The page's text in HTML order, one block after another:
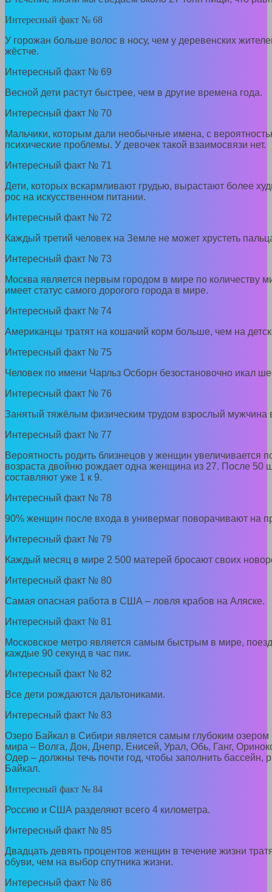
Интересный факт № 68
У горожан больше волос в носу, чем у деревенских
жёстче.
Интересный факт № 69
Весной дети растут быстрее, чем в другие времена года.
Интересный факт № 70
Мальчики, которым дали необычные имена, с
психические проблемы. У девочек такой взаимосвязи нет.
Интересный факт № 71
Дети, которых вскармливают грудью, вырастают более
рос на искусственном питании.
Интересный факт № 72
Каждый третий человек на Земле не может хрустеть
Интересный факт № 73
Москва является первым городом в мире по количеству
имеет статус самого дорогого города в мире.
Интересный факт № 74
Американцы тратят на кошачий корм больше, чем на
Интересный факт № 75
Человек по имени Чарльз Осборн безостановочно икал
Интересный факт № 76
Занятый тяжёлым физическим трудом взрослый мужчина
Интересный факт № 77
Вероятность родить близнецов у женщин увеличивается
возраста двойню рождает одна женщина из 27. После 50
составляют уже 1 к 9.
Интересный факт № 78
90% женщин после входа в универмаг поворачивают на
Интересный факт № 79
Каждый месяц в мире 2 500 матерей бросают своих
Интересный факт № 80
Самая опасная работа в США – ловля крабов на Аляске.
Интересный факт № 81
Московское метро является самым быстрым в мире,
каждые 90 секунд в час пик.
Интересный факт № 82
Все дети рождаются дальтониками.
Интересный факт № 83
Озеро Байкал в Сибири является самым глубоким
мира – Волга, Дон, Днепр, Енисей, Урал, Обь, Ганг,
Одер – должны течь почти год, чтобы заполнить бассейн,
Байкал.
Интересный факт № 84
Россию и США разделяют всего 4 километра.
Интересный факт № 85
Двадцать девять процентов женщин в течение жизни
обуви, чем на выбор спутника жизни.
Интересный факт № 86